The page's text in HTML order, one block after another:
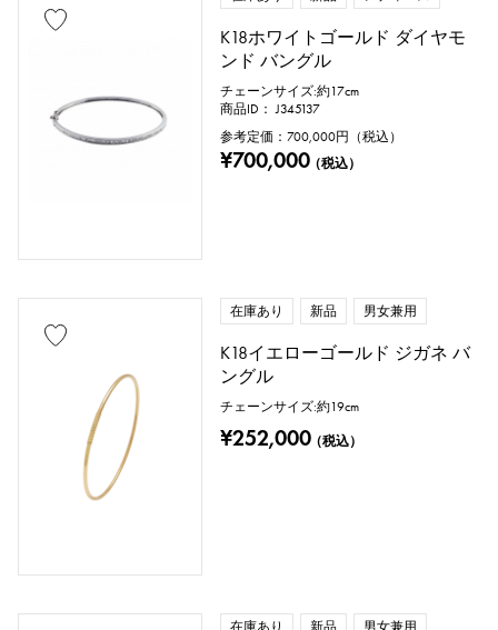
K18ホワイトゴールド ダイヤモ
ンド バングル
チェーンサイズ:約17cm
商品ID： J345137
参考定価：700,000円（税込）
¥700,000（税込）
在庫あり 新品 男女兼用
K18イエローゴールド ジガネ バ
ングル
チェーンサイズ:約19cm
¥252,000（税込）
在庫あり 新品 男女兼用